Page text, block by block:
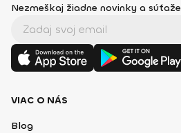
Nezmeškaj žiadne novinky a súťaže
VIAC O NÁS
Blog